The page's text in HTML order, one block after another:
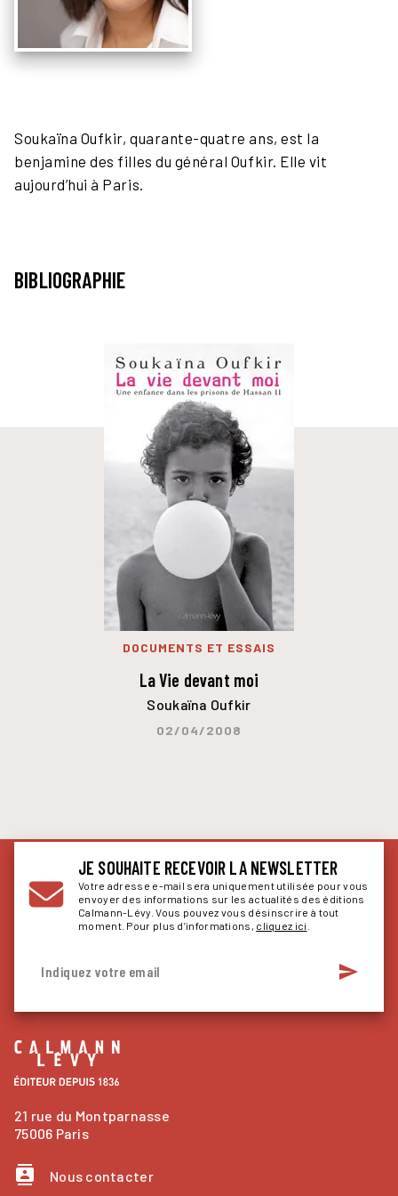
Soukaïna Oufkir, quarante-quatre ans, est la
benjamine des filles du général Oufkir. Elle vit
aujourd’hui à Paris.
BIBLIOGRAPHIE
DOCUMENTS ET ESSAIS
La Vie devant moi
Soukaïna Oufkir
02/04/2008
JE SOUHAITE RECEVOIR LA NEWSLETTER
Votre adresse e-mail sera uniquement utilisée pour vous
envoyer des informations sur les actualités des éditions
Calmann-Lévy. Vous pouvez vous désinscrire à tout
moment. Pour plus d’informations, cliquez ici
Indiquez votre email send
21 rue du Montparnasse
75006 Paris
contacts Nous contacter